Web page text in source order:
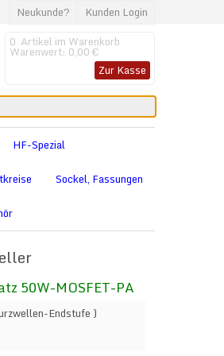
Kunden Login
Neukunde?
0 Artikel im Warenkorb
Warenwert: 0,00 €
Zur Kasse
HF-Spezial
Sockel, Fassungen
50W-MOSFET-PA
Endstufe )